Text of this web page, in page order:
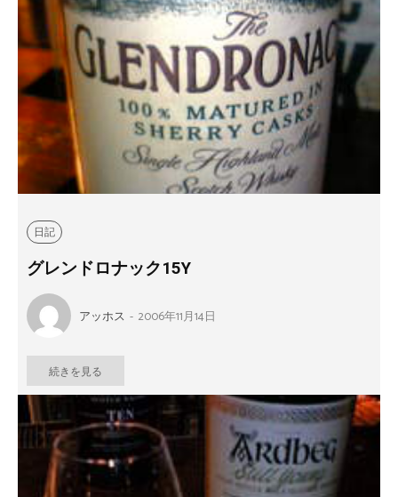
日記
グレンドロナック15Y
アッホス - 2006年11月14日
続きを見る